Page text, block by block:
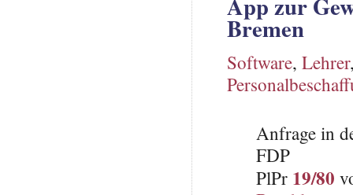
Bremen
Software, Lehrer
Anfrage in
FDP
PlPr 19/80